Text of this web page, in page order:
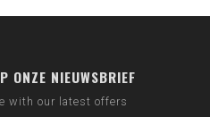
ONZE NIEUWSBRIEF
with our latest offers